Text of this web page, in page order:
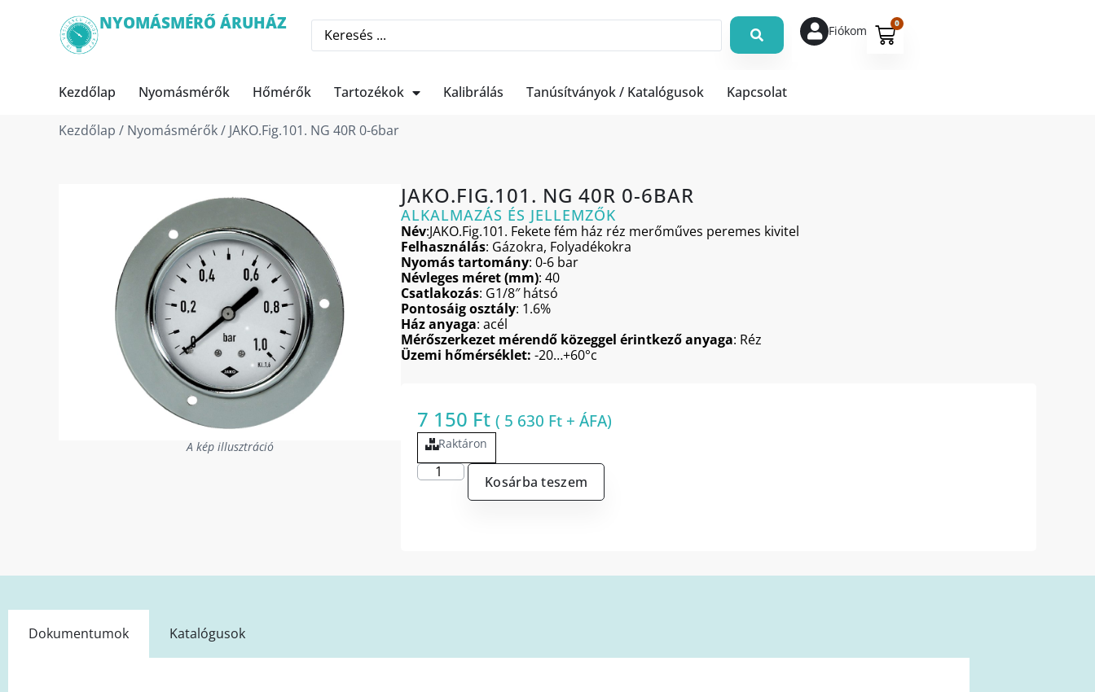
NYOMÁSMÉRŐ ÁRUHÁZ Fiókom
0
Kezdőlap Nyomásmérők Hőmérők Tartozékok Kalibrálás Tanúsítványok / Katalógusok Kapcsolat
Kezdőlap / Nyomásmérők/ JAKO.Fig.101. NG 40R 0-6bar
A kép illusztráció
JAKO.FIG.101. NG 40R 0-6BAR
ALKALMAZÁS ÉS JELLEMZŐK
Név:JAKO.Fig.101. Fekete fém ház réz merőműves peremes kivitel
Felhasználás: Gázokra, Folyadékokra
Nyomás tartomány: 0-6 bar
Névleges méret (mm): 40
Csatlakozás: G1/8″ hátsó
Pontosáig osztály: 1.6%
Ház anyaga: acél
Mérőszerkezet mérendő közeggel érintkező anyaga: Réz
Üzemi hőmérséklet: -20…+60°c
7 150 Ft ( 5 630 Ft + ÁFA)
Raktáron
Kosárba teszem
Dokumentumok Katalógusok